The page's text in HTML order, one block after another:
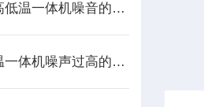
造成高低温一体机噪音的原因有哪些？
高低温一体机噪声过高的几个原因